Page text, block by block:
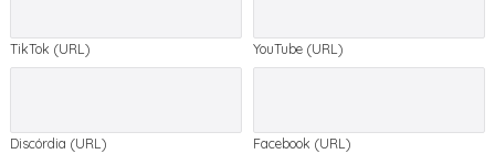
TikTok (URL) YouTube (URL)
Discórdia (URL) Facebook (URL)